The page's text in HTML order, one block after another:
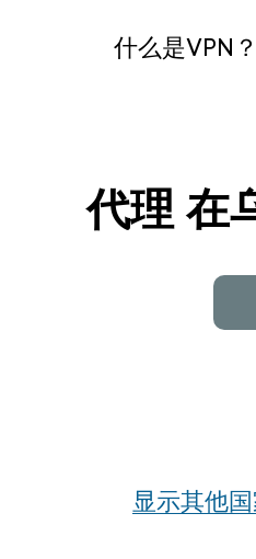
什么是VPN？
代理 在
显示其他